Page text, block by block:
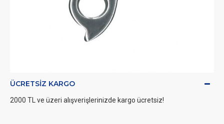
ÜCRETSIZ KARGO
2000 TL ve üzeri alışverişlerinizde kargo ücretsiz!